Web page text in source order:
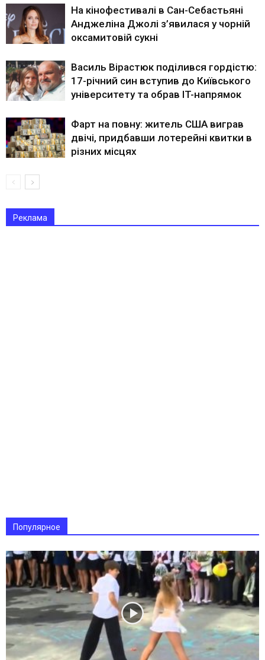
На кінофестивалі в Сан-Себастьяні
Анджеліна Джолі з’явилася у чорній
оксамитовій сукні
Василь Вірастюк поділився гордістю:
17-річний син вступив до Київського
університету та обрав IT-напрямок
Фарт на повну: житель США виграв
двічі, придбавши лотерейні квитки в
різних місцях
Реклама
Популярное